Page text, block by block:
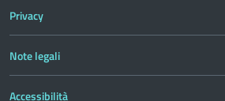
Privacy
Note legali
Accessibilità